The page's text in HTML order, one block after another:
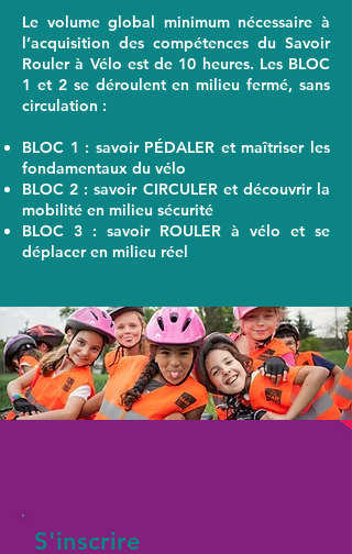
Le volume global minimum nécessaire à
l’acquisition des compétences du Savoir
Rouler à Vélo est de 10 heures. Les BLOC
1 et 2 se déroulent en milieu fermé, sans
circulation :
BLOC 1 : savoir PÉDALER et maîtriser les
fondamentaux du vélo
BLOC 2 : savoir CIRCULER et découvrir la
mobilité en milieu sécurité
BLOC 3 : savoir ROULER à vélo et se
déplacer en milieu réel
S'inscrire